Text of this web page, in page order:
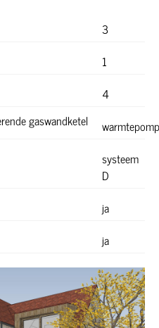
3
1
4
gaswandketel
warmtepomp
systeem
D
ja
ja